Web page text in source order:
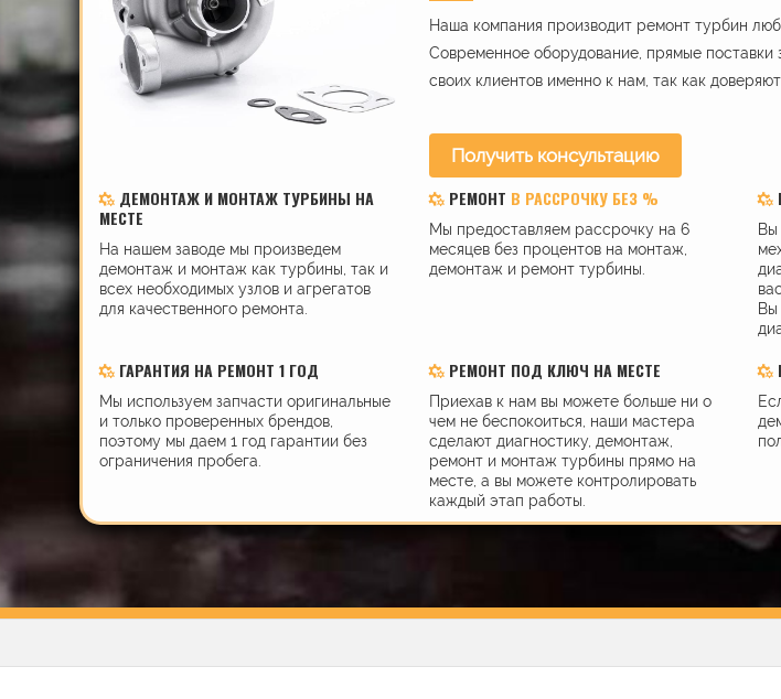
Наша компания производит ремонт турбин
Современное оборудование, прямые поставки
своих клиентов именно к нам, так как
Получить консультацию
ДЕМОНТАЖ И МОНТАЖ ТУРБИНЫ НА
МЕСТЕ
На нашем заводе мы произведем
демонтаж и монтаж как турбины, так и
всех необходимых узлов и агрегатов
для качественного ремонта.
РЕМОНТ В РАССРОЧКУ БЕЗ %
Мы предоставляем рассрочку на 6
месяцев без процентов на монтаж,
демонтаж и ремонт турбины.
Вы
Вы
ГАРАНТИЯ НА РЕМОНТ 1 ГОД
Мы используем запчасти оригинальные
и только проверенных брендов,
поэтому мы даем 1 год гарантии без
ограничения пробега.
РЕМОНТ ПОД КЛЮЧ НА МЕСТЕ
Приехав к нам вы можете больше ни о
чем не беспокоиться, наши мастера
сделают диагностику, демонтаж,
ремонт и монтаж турбины прямо на
месте, а вы можете контролировать
каждый этап работы.